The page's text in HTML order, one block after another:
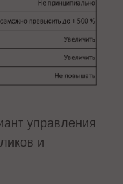
управления
и